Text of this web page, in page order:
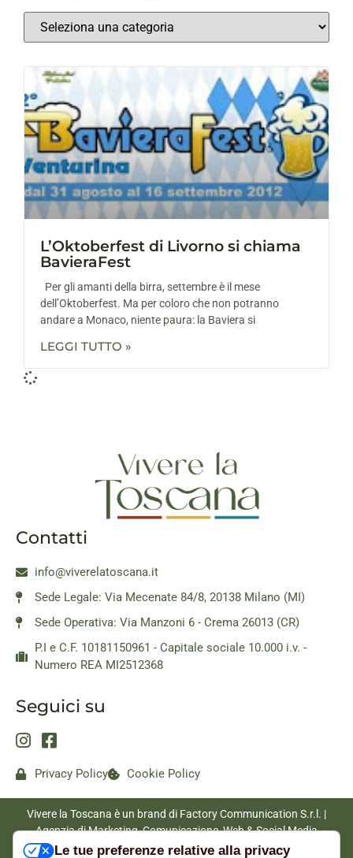
L’Oktoberfest di Livorno si chiama
BavieraFest
Per gli amanti della birra, settembre è il mese
dell’Oktoberfest. Ma per coloro che non potranno
andare a Monaco, niente paura: la Baviera si
LEGGI TUTTO »
Contatti
info@viverelatoscana.it
Sede Legale: Via Mecenate 84/8, 20138 Milano (MI)
Sede Operativa: Via Manzoni 6 - Crema 26013 (CR)
P.I e C.F. 10181150961 - Capitale sociale 10.000 i.v. -
Numero REA MI2512368
Seguici su
Privacy Policy Cookie Policy
Vivere la Toscana è un brand di Factory Communication S.r.l. |
Agenzia di Marketing, Comunicazione, Web & Social Media
|www.factorycommunication.it
Le tue preferenze relative alla privacy